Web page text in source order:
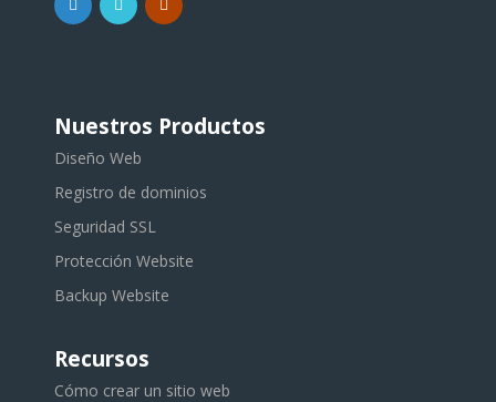
Nuestros Productos
Diseño Web
Registro de dominios
Seguridad SSL
Protección Website
Backup Website
Recursos
Cómo crear un sitio web